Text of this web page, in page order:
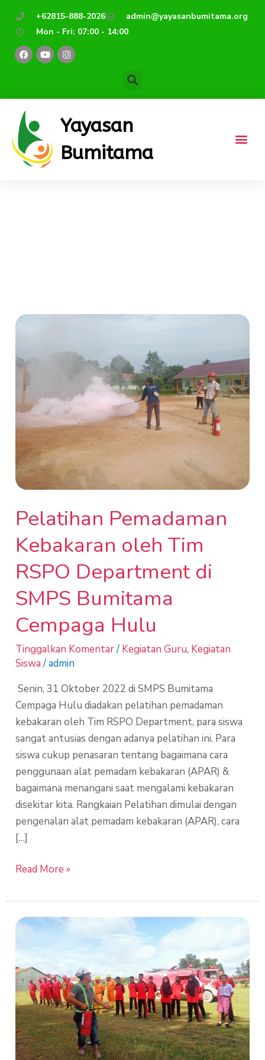
+62815-888-2026
admin@yayasanbumitama.org
Mon - Fri: 07:00 - 14:00
F
a
c
o
k
Y
o
u
e
I
n
s
r
m
Yayasan
Bumitama
Pelatihan Pemadaman
Kebakaran oleh Tim
RSPO Department di
SMPS Bumitama
Cempaga Hulu
Tinggalkan Komentar/ Kegiatan Guru, Kegiatan
Siswa /admin
Senin, 31 Oktober 2022 di SMPS Bumitama
Cempaga Hulu diadakan pelatihan pemadaman
kebakaran oleh Tim RSPO Department, para siswa
sangat antusias dengan adanya pelatihan ini. Para
siswa cukup penasaran tentang bagaimana cara
penggunaan alat pemadam kebakaran (APAR) &
bagaimana menangani saat mengalami kebakaran
disekitar kita. Rangkaian Pelatihan dimulai dengan
pengenalan alat pemadam kebakaran (APAR), cara
[…]
Pelatihan
Kebakaran
oleh
Tim
RSPO
Department
SMPS
Bumitama
Cempaga
Read More »
Pelatihan
oleh
Tim
RSPO
Department
di
SMPS